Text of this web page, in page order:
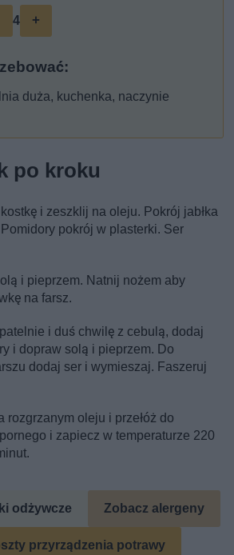
4 +
duża, kuchenka, naczynie
po kroku
i zeszklij na oleju. Pokrój jabłka
pokrój w plasterki. Ser
i pieprzem. Natnij nożem aby
na farsz.
i duś chwilę z cebulą, dodaj
i dopraw solą i pieprzem. Do
dodaj ser i wymieszaj. Faszeruj
rozgrzanym oleju i przełóż do
i zapiecz w temperaturze 220
odżywcze Zobacz alergeny
przyrządzenia potrawy